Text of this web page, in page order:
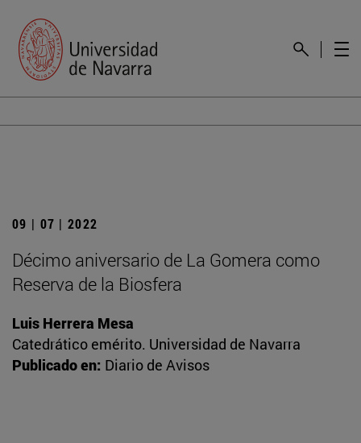
09 | 07 | 2022
Décimo aniversario de La Gomera como
Reserva de la Biosfera
Luis Herrera Mesa
Catedrático emérito. Universidad de Navarra
Publicado en: Diario de Avisos